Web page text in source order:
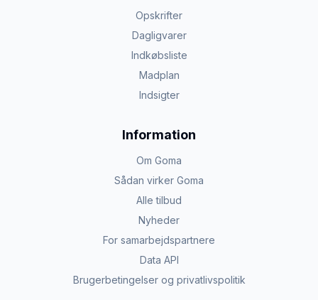
Opskrifter
Dagligvarer
Indkøbsliste
Madplan
Indsigter
Information
Om Goma
Sådan virker Goma
Alle tilbud
Nyheder
For samarbejdspartnere
Data API
Brugerbetingelser og privatlivspolitik